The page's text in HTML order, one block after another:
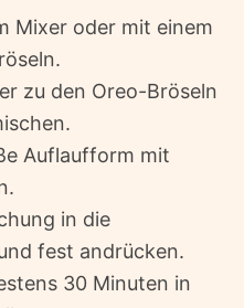
Mixer oder mit einem
zu den Oreo-Bröseln
Auflaufform mit
in die
fest andrücken.
30 Minuten in